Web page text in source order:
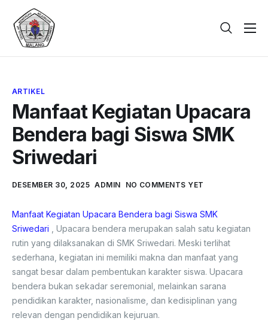
Beranda
Galeri
PPDB
ARTIKEL
Manfaat Kegiatan Upacara
Bendera bagi Siswa SMK
Sriwedari
DESEMBER 30, 2025 ADMIN NO COMMENTS YET
Manfaat Kegiatan Upacara Bendera bagi Siswa SMK
Sriwedari , Upacara bendera merupakan salah satu kegiatan
rutin yang dilaksanakan di SMK Sriwedari. Meski terlihat
sederhana, kegiatan ini memiliki makna dan manfaat yang
sangat besar dalam pembentukan karakter siswa. Upacara
bendera bukan sekadar seremonial, melainkan sarana
pendidikan karakter, nasionalisme, dan kedisiplinan yang
relevan dengan pendidikan kejuruan.